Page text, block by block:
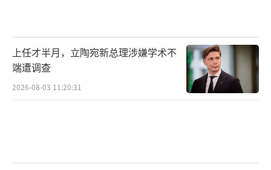
上任才半月，立陶宛新总理涉嫌学术不
端遭调查
2026-08-03 11:20:31